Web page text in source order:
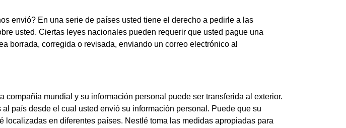
envió? En una serie de países usted tiene el derecho a pedirle a las
usted. Ciertas leyes nacionales pueden requerir que usted pague una
borrada, corregida o revisada, enviando un correo electrónico al
mundial y su información personal puede ser transferida al exterior.
país desde el cual usted envió su información personal. Puede que su
en diferentes países. Nestlé toma las medidas apropiadas para